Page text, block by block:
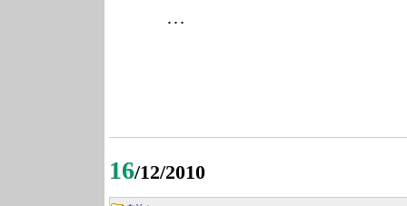
…
16/12/2010